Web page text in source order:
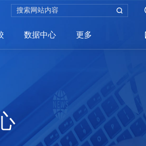
数据中心 更多
招商网络 聪招网 招商园区端
企业服务